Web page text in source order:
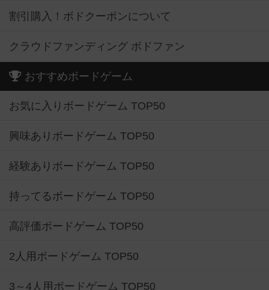
割引購入！ボドクーポンについて
クラウドファンディング ボドファン
おすすめボードゲーム
お気に入りボードゲーム TOP50
興味ありボードゲーム TOP50
経験ありボードゲーム TOP50
持ってるボードゲーム TOP50
高評価ボードゲーム TOP50
2人用ボードゲーム TOP50
3～4人用ボードゲーム TOP50